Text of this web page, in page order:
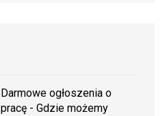
Darmowe ogłoszenia o
pracę - Gdzie możemy